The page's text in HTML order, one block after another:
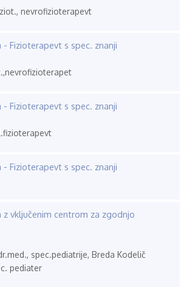
nevrofizioterapevt
Fizioterapevt s spec. znanji
Fizioterapevt s spec. znanji
Fizioterapevt s spec. znanji
z vključenim centrom za zgodnjo
spec.pediatrije, Breda Kodelič
pediater